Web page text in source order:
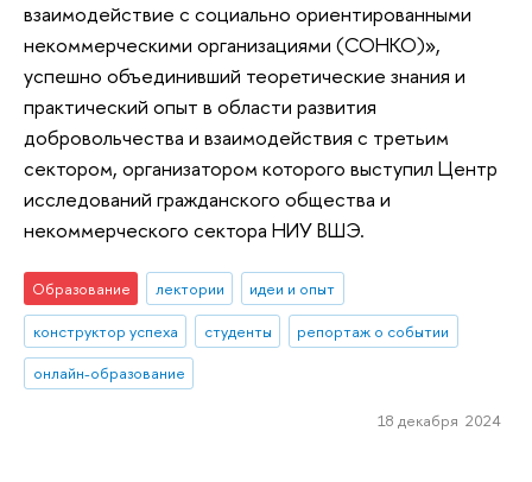
взаимодействие с социально ориентированными
некоммерческими организациями (СОНКО)»,
успешно объединивший теоретические знания и
практический опыт в области развития
добровольчества и взаимодействия с третьим
сектором, организатором которого выступил Центр
исследований гражданского общества и
некоммерческого сектора НИУ ВШЭ.
Образование лектории
идеи и опыт
конструктор успеха
студенты
репортаж о событии
онлайн-образование
18 декабря 2024